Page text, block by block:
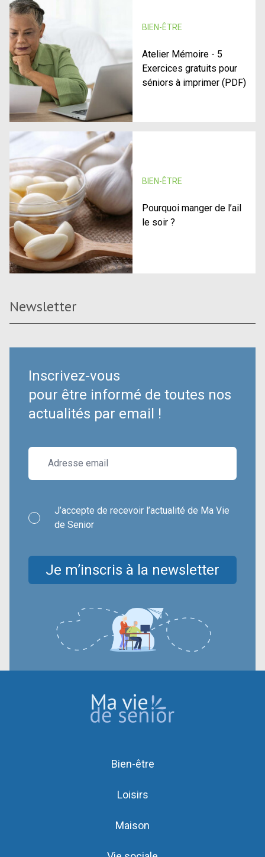
BIEN-ÊTRE
Atelier Mémoire - 5
Exercices gratuits pour
séniors à imprimer (PDF)
BIEN-ÊTRE
Pourquoi manger de l’ail
le soir ?
Newsletter
Inscrivez-vous
pour être informé de toutes nos
actualités par email !
J’accepte de recevoir l’actualité de Ma Vie
de Senior
Je m’inscris à la newsletter
Bien-être
Loisirs
Maison